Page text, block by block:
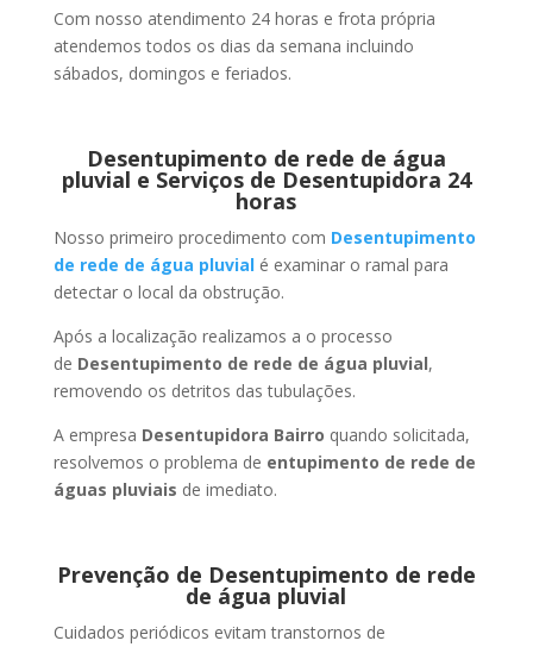
Com nosso atendimento 24 horas e frota própria
atendemos todos os dias da semana incluindo
sábados, domingos e feriados.
Desentupimento de rede de água
pluvial e Serviços de Desentupidora 24
horas
Nosso primeiro procedimento com Desentupimento
de rede de água pluvialé examinar o ramal para
detectar o local da obstrução.
Após a localização realizamos a o processo
de Desentupimento de rede de água pluvial,
removendo os detritos das tubulações.
A empresa Desentupidora Bairro quando solicitada,
resolvemos o problema de entupimento de rede de
águas pluviais de imediato.
Prevenção de Desentupimento de rede
de água pluvial
Cuidados periódicos evitam transtornos de